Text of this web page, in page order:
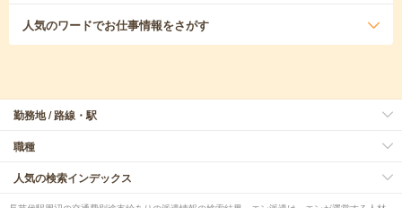
人気のワードでお仕事情報をさがす
勤務地 / 路線・駅
職種
人気の検索インデックス